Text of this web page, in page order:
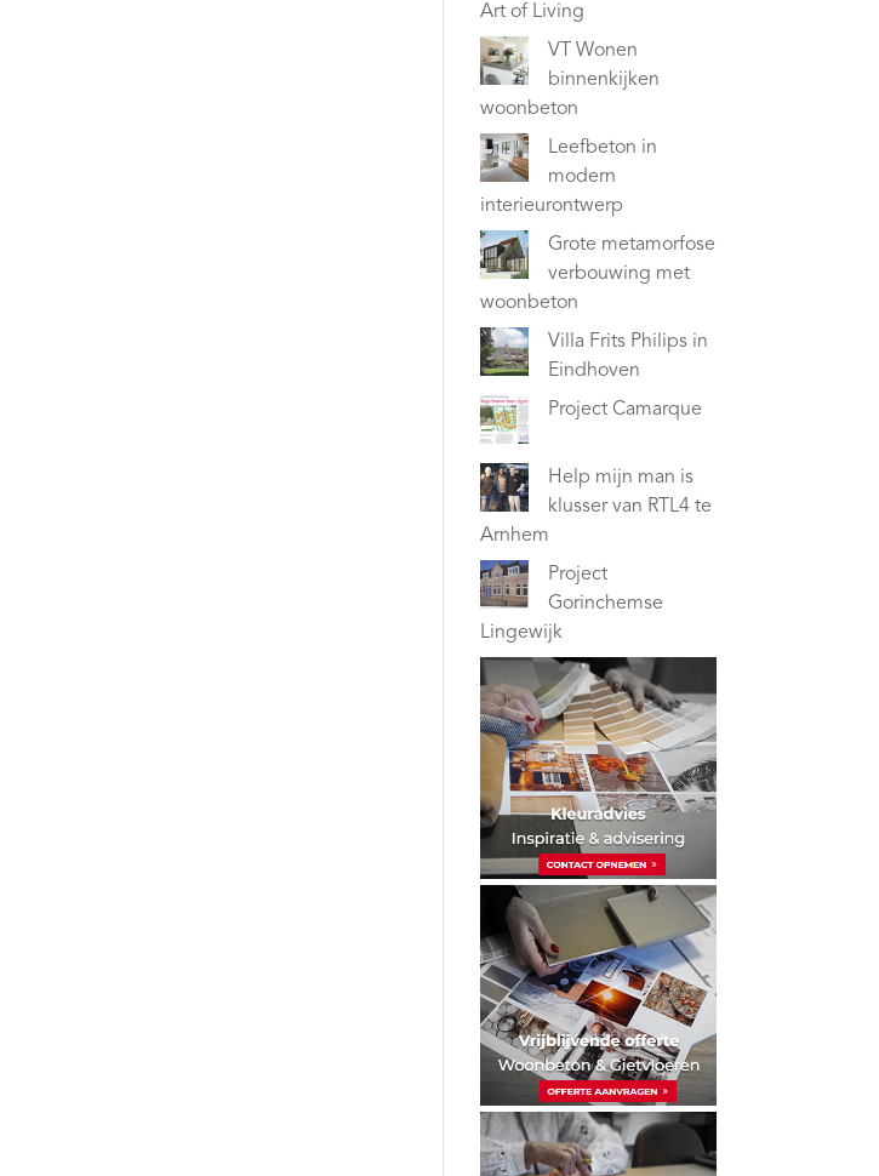
Art of Living
VT Wonen
binnenkijken
woonbeton
Leefbeton in
modern
interieurontwerp
Grote metamorfose
verbouwing met
woonbeton
Villa Frits Philips in
Eindhoven
Project Camarque
Help mijn man is
klusser van RTL4 te
Arnhem
Project
Gorinchemse
Lingewijk